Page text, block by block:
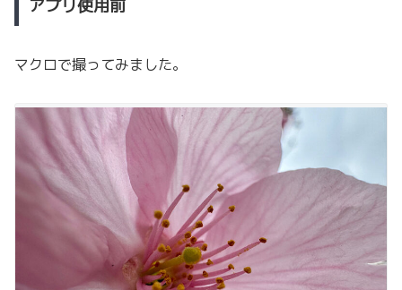
アプリ使用前
マクロで撮ってみました。